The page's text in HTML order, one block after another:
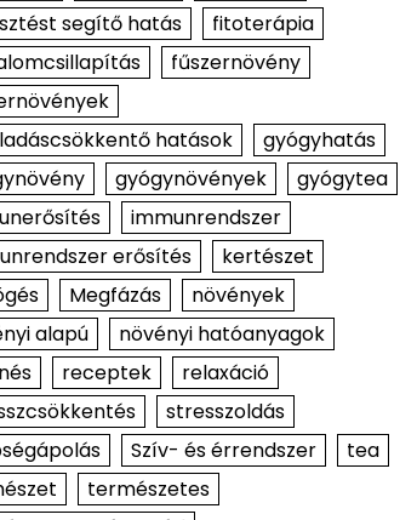
segítő hatás
fitoterápia
fűszernövény
hatások
gyógyhatás
gyógynövények
gyógytea
immunrendszer
erősítés
kertészet
Megfázás
növények
alapú
növényi hatóanyagok
receptek
relaxáció
stresszoldás
Szív- és érrendszer
tea
természetes